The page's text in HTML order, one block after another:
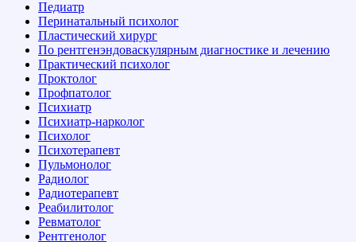
Педиатр
Перинатальный психолог
Пластический хирург
По рентгенэндоваскулярным диагностике и лечению
Практический психолог
Проктолог
Профпатолог
Психиатр
Психиатр-нарколог
Психолог
Психотерапевт
Пульмонолог
Радиолог
Радиотерапевт
Реабилитолог
Ревматолог
Рентгенолог